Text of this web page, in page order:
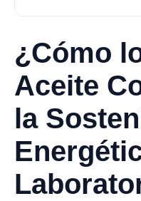
¿Cómo
Aceite
la